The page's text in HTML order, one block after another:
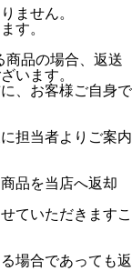
ません。
す。
商品の場合、返送
います。
、お客様ご自身で
担当者よりご案内
品を当店へ返却
ていただきますこ
場合であっても返